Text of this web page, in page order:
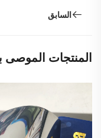
السابق
المنتجات الموصى